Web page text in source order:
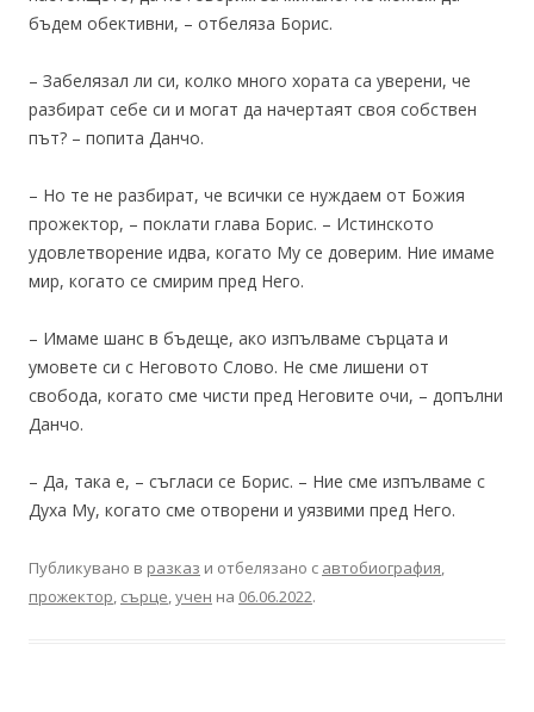
бъдем обективни, – отбеляза Борис.
– Забелязал ли си, колко много хората са уверени, че
разбират себе си и могат да начертаят своя собствен
път? – попита Данчо.
– Но те не разбират, че всички се нуждаем от Божия
прожектор, – поклати глава Борис. – Истинското
удовлетворение идва, когато Му се доверим. Ние имаме
мир, когато се смирим пред Него.
– Имаме шанс в бъдеще, ако изпълваме сърцата и
умовете си с Неговото Слово. Не сме лишени от
свобода, когато сме чисти пред Неговите очи, – допълни
Данчо.
– Да, така е, – съгласи се Борис. – Ние сме изпълваме с
Духа Му, когато сме отворени и уязвими пред Него.
Публикувано в разказ и отбелязано с автобиография,
прожектор, сърце,учен на 06.06.2022.